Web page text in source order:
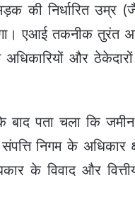
की निर्धारित
एआई तकनीक तुरंत
और ठेकेदारों
पता चला कि जमीन
निगम के अधिकार
के विवाद और